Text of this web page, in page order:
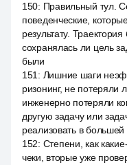
150: Правильный тул.
поведенческие,
результату.
сохранялась ли цель
были
151 : Лишние шаги
ризонинг, не потеряли
инженерно потеряли
другую задачу или
реализовать в большей
152: Степени, как
чеки, вторые уже